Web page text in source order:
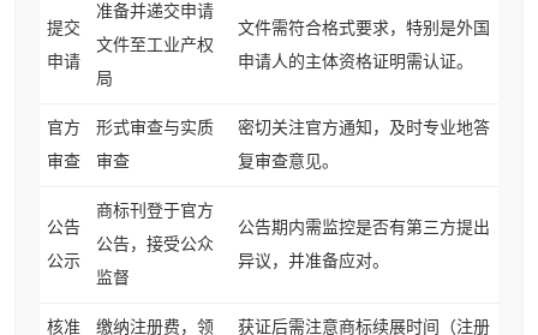
提交
申请
准备并递交申请
文件至工业产权
局
文件需符合格式要求，特别是外国
申请人的主体资格证明需认证。
官方
审查
形式审查与实质
审查
密切关注官方通知，及时专业地答
复审查意见。
公告
公示
商标刊登于官方
公告，接受公众
监督
公告期内需监控是否有第三方提出
异议，并准备应对。
核准
缴纳注册费，领
获证后需注意商标续展时间（注册